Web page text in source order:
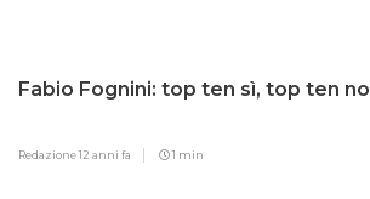
Fabio Fognini: top ten sì, top ten no
Redazione12 anni fa 1 min